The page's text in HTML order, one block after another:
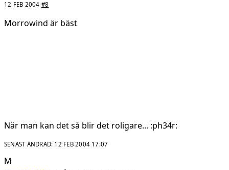
12 FEB 2004 #8
Morrowind är bäst
När man kan det så blir det roligare... :ph34r:
SENAST ÄNDRAD: 12 FEB 2004 17:07
M